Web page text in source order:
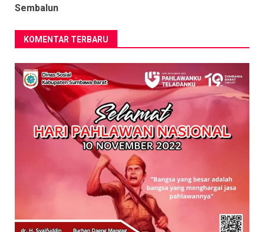
Sembalun
KOMENTAR TERBARU